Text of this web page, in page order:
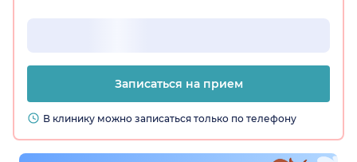
Записаться на прием
В клинику можно записаться только по телефону